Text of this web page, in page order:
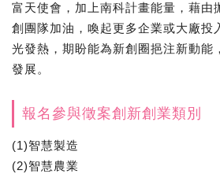
富天使會，加上南科計畫能量，藉由
創團隊加油，喚起更多企業或大廠投
光發熱，期盼能為新創圈挹注新動能
發展。
報名參與徵案創新創業類別
(1)智慧製造
(2)智慧農業